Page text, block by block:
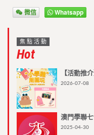
微信 Whatsapp
焦點活動
Hot
【活動推
2026-07-08
澳門學聯
2025-04-30